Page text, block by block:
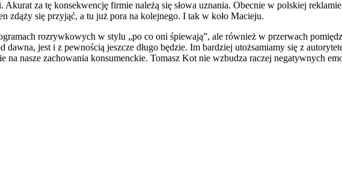
za tę konsekwencję firmie należą się słowa uznania. Obecnie w polskiej
zdąży się przyjąć, a tu już pora na kolejnego. I tak w koło Macieju.
rozrywkowych w stylu „po co oni śpiewają”, ale również w przerwach
dawna, jest i z pewnością jeszcze długo będzie. Im bardziej utożsamiamy się z
na nasze zachowania konsumenckie. Tomasz Kot nie wzbudza raczej negatywnych